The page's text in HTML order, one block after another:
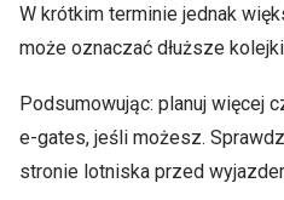
W krótkim terminie jednak
może oznaczać dłuższe
Podsumowując: planuj więcej
e-gates, jeśli możesz.
stronie lotniska przed